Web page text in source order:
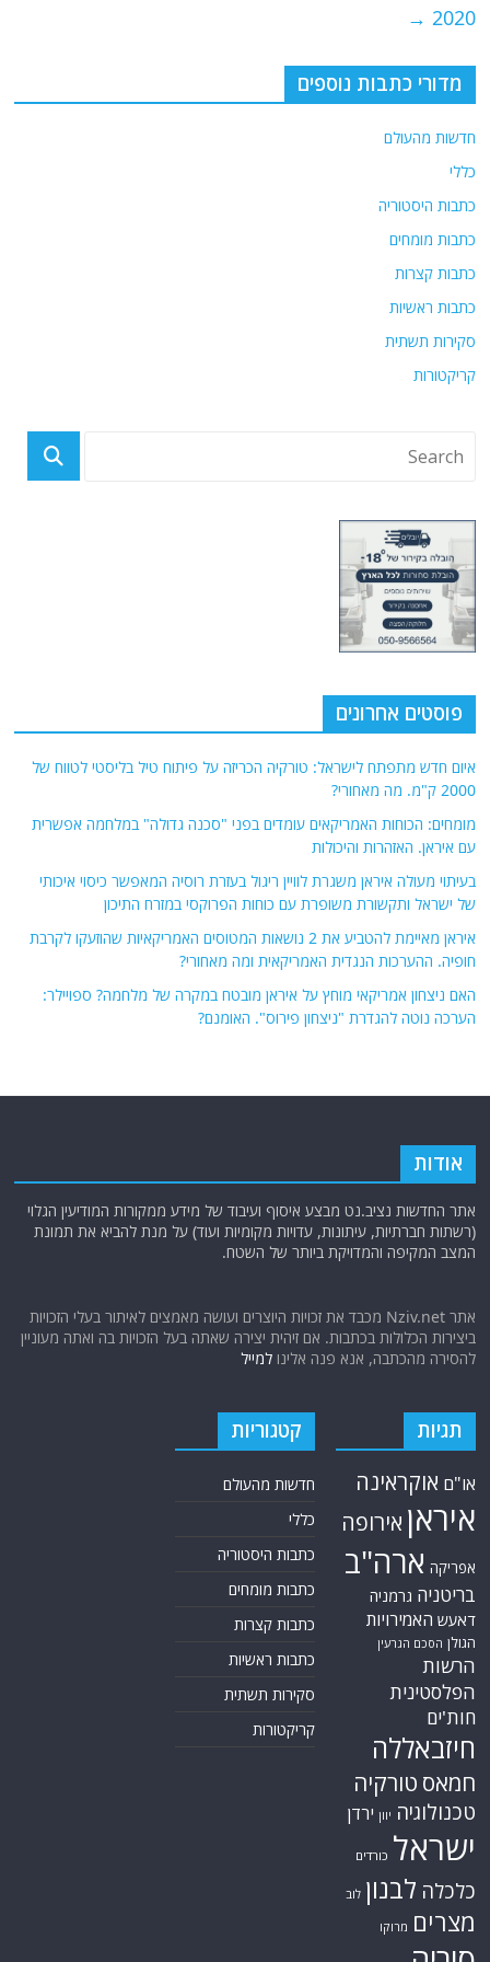
2020
→
מדורי כתבות נוספים
חדשות מהעולם
כללי
כתבות היסטוריה
כתבות מומחים
כתבות קצרות
כתבות ראשיות
סקירות תשתית
קריקטורות
פוסטים אחרונים
איום חדש מתפתח לישראל: טורקיה הכריזה על פיתוח טיל בליסטי לטווח של
2000 ק"מ. מה מאחורי?
מומחים: הכוחות האמריקאים עומדים בפני "סכנה גדולה" במלחמה אפשרית
עם איראן. האזהרות והיכולות
בעיתוי מעולה איראן משגרת לוויין ריגול בעזרת רוסיה המאפשר כיסוי איכותי
של ישראל ותקשורת משופרת עם כוחות הפרוקסי במזרח התיכון
איראן מאיימת להטביע את 2 נושאות המטוסים האמריקאיות שהוזעקו לקרבת
חופיה. ההערכות הנגדית האמריקאית ומה מאחורי?
האם ניצחון אמריקאי מוחץ על איראן מובטח במקרה של מלחמה? ספויילר:
הערכה נוטה להגדרת "ניצחון פירוס". האומנם?
אודות
אתר החדשות נציב.נט מבצע איסוף ועיבוד של מידע ממקורות המודיעין הגלוי
(רשתות חברתיות, עיתונות, עדויות מקומיות ועוד) על מנת להביא את תמונת
המצב המקיפה והמדויקת ביותר של השטח.
אתר Nziv.net מכבד את זכויות היוצרים ועושה מאמצים לאיתור בעלי הזכויות
ביצירות הכלולות בכתבות. אם זיהית יצירה שאתה בעל הזכויות בה ואתה מעוניין
להסירה מהכתבה, אנא פנה אלינולמייל
תגיות
או"ם אוקראינה
איראן אירופה
אפריקה ארה"ב
בריטניה גרמניה
דאעש האמירויות
הגולן הסכם הגרעין
הרשות
הפלסטינית
חות'ים
חיזבאללה
חמאס טורקיה
טכנולוגיה יוון ירדן
ישראל כורדים
כלכלה לבנון לוב
מצרים מרוקו
קטגוריות
חדשות מהעולם
כללי
כתבות היסטוריה
כתבות מומחים
כתבות קצרות
כתבות ראשיות
סקירות תשתית
קריקטורות